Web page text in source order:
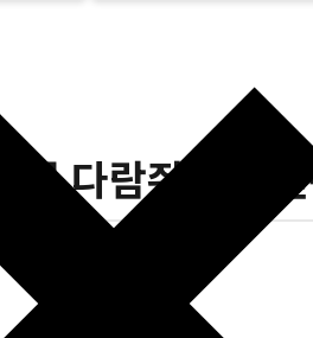
른 다람쥐(청소